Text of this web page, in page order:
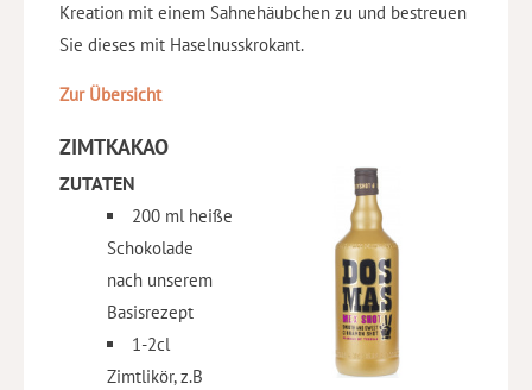
Kreation mit einem Sahnehäubchen zu und bestreuen
Sie dieses mit Haselnusskrokant.
Zur Übersicht
ZIMTKAKAO
ZUTATEN
200 ml heiße
Schokolade
nach unserem
Basisrezept
1-2cl
Zimtlikör, z.B